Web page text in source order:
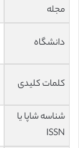
مجله
دانشگاه
کلمات کلیدی
شناسه شاپا یا
ISSN